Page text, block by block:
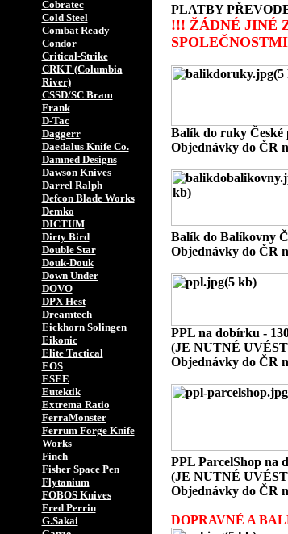
Cobratec
Cold Steel
Combat Ready
Condor
Critical-Strike
CRKT (Columbia
River)
CSSD/SC Bram
Frank
D-Tac
Daggerr
Daedalus Knife Co.
Damned Designs
Dawson Knives
Darrel Ralph
Defcon Blade Works
Demko
DICTUM
Dirty Bird
Double Star
Douk-Douk
Down Under
DOVO
DPX Hest
Dreamtech
Eickhorn Solingen
Eikonic
Elite Tactical
EOS
ESEE
Eutektik
Extrema Ratio
FerraMonster
Ferrum Forge Knife
Works
Finch
Fisher Space Pen
Flytanium
FOBOS Knives
Fred Perrin
G.Sakai
PLATBY
!!! ŽÁDNÉ JINÉ
Balík do ruky České
Objednávky do ČR
Balík do Balíkovny
Objednávky do ČR
PPL na dobírku -
(JE NUTNÉ
Objednávky do ČR
PPL ParcelShop na
(JE NUTNÉ
Objednávky do ČR
DOPRAVNÉ A